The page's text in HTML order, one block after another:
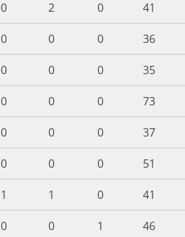
0 2 0
41
0 0 0
36
0 0 0
35
0 0 0
73
0 0 0
37
0 0 0
51
1 1 0
41
0 0 1
46